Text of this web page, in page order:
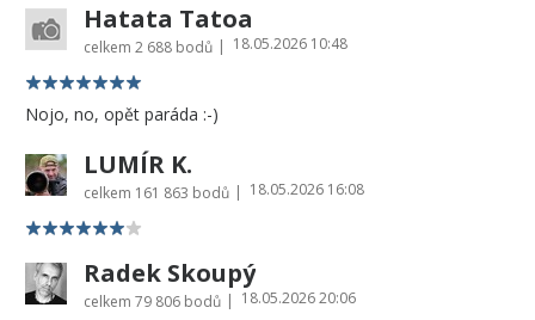
Hatata Tatoa
celkem 2 688 bodů | 18.05.2026 10:48
Nojo, no, opět paráda :-)
LUMÍR K.
celkem 161 863 bodů | 18.05.2026 16:08
Radek Skoupý
celkem 79 806 bodů | 18.05.2026 20:06